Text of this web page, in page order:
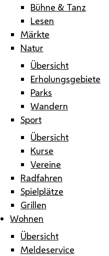
Bühne & Tanz
Lesen
Märkte
Natur
Übersicht
Erholungsgebiete
Parks
Wandern
Sport
Übersicht
Kurse
Vereine
Radfahren
Spielplätze
Grillen
Wohnen
Übersicht
Meldeservice